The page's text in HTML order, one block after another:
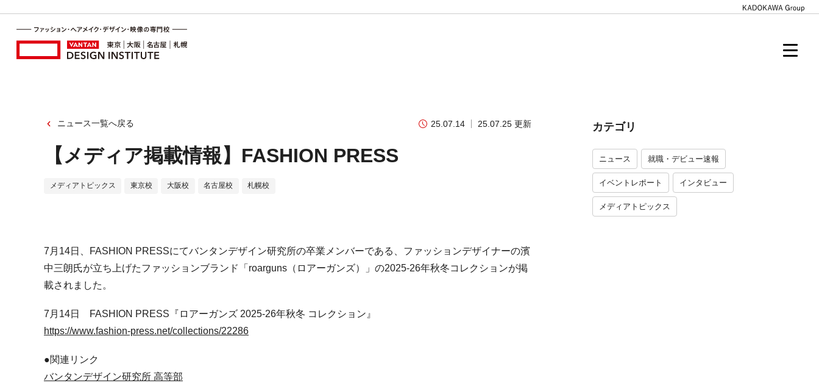
ニュース一覧へ戻る 25.07.14 25.07.25 更新
【メディア掲載情報】FASHION PRESS
メディアトピックス 東京校 大阪校 名古屋校 札幌校
7月14日、FASHION PRESSにてバンタンデザイン研究所の卒業メンバーである、ファッションデザイナーの濱
中三朗氏が立ち上げたファッションブランド「roarguns（ロアーガンズ）」の2025-26年秋冬コレクションが掲
載されました。
7月14日 FASHION PRESS『ロアーガンズ 2025-26年秋冬 コレクション』
https://www.fashion-press.net/collections/22286
●関連リンク
バンタンデザイン研究所 高等部
カテゴリ
ニュース 就職・デビュー速報
イベントレポート インタビュー
メディアトピックス